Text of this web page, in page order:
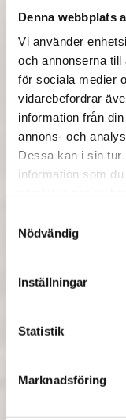
Denna webbplats
Vi använder
och annonserna till
för sociala medier
vidarebefordrar
information från
annons- och
Dessa kan i sin tur
information som
Nödvändig
Inställningar
Statistik
Marknadsföring
Hembakad
Ost, skinka,
Smoothie på
Pris: 95kr/
Lunchbuffé
Färskt bröd
Sesamlax,
solrosfrön,
parmesan,
rostat grönt,
Pris: 169kr/kuvert